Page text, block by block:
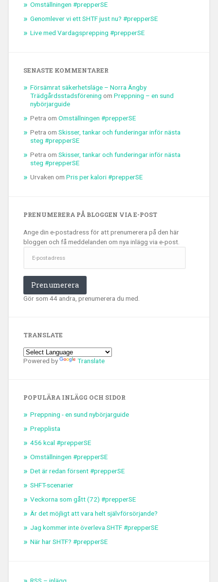
Omställningen #prepperSE
Genomlever vi ett SHTF just nu? #prepperSE
Live med Vardagsprepping #prepperSE
SENASTE KOMMENTARER
Försämrat säkerhetsläge – Norra Ängby
Trädgårdsstadsförening om Preppning – en sund
nybörjarguide
Petra om Omställningen #prepperSE
Petra om Skisser, tankar och funderingar inför nästa
steg #prepperSE
Petra om Skisser, tankar och funderingar inför nästa
steg #prepperSE
Urvaken om Pris per kalori #prepperSE
PRENUMERERA PÅ BLOGGEN VIA E-POST
Ange din e-postadress för att prenumerera på den här
bloggen och få meddelanden om nya inlägg via e-post.
postadress
Prenumerera
Gör som 44 andra, prenumerera du med.
TRANSLATE
Powered by Translate
POPULÄRA INLÄGG OCH SIDOR
Preppning - en sund nybörjarguide
Prepplista
456 kcal #prepperSE
Omställningen #prepperSE
Det är redan försent #prepperSE
SHFT-scenarier
Veckorna som gått (72) #prepperSE
Är det möjligt att vara helt självförsörjande?
Jag kommer inte överleva SHTF #prepperSE
När har SHTF? #prepperSE